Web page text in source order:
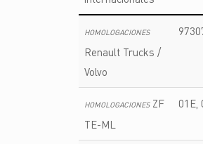
HOMOLOGACIONES
Renault Trucks /
Volvo
HOMOLOGACIONESZF
TE-ML
01E,